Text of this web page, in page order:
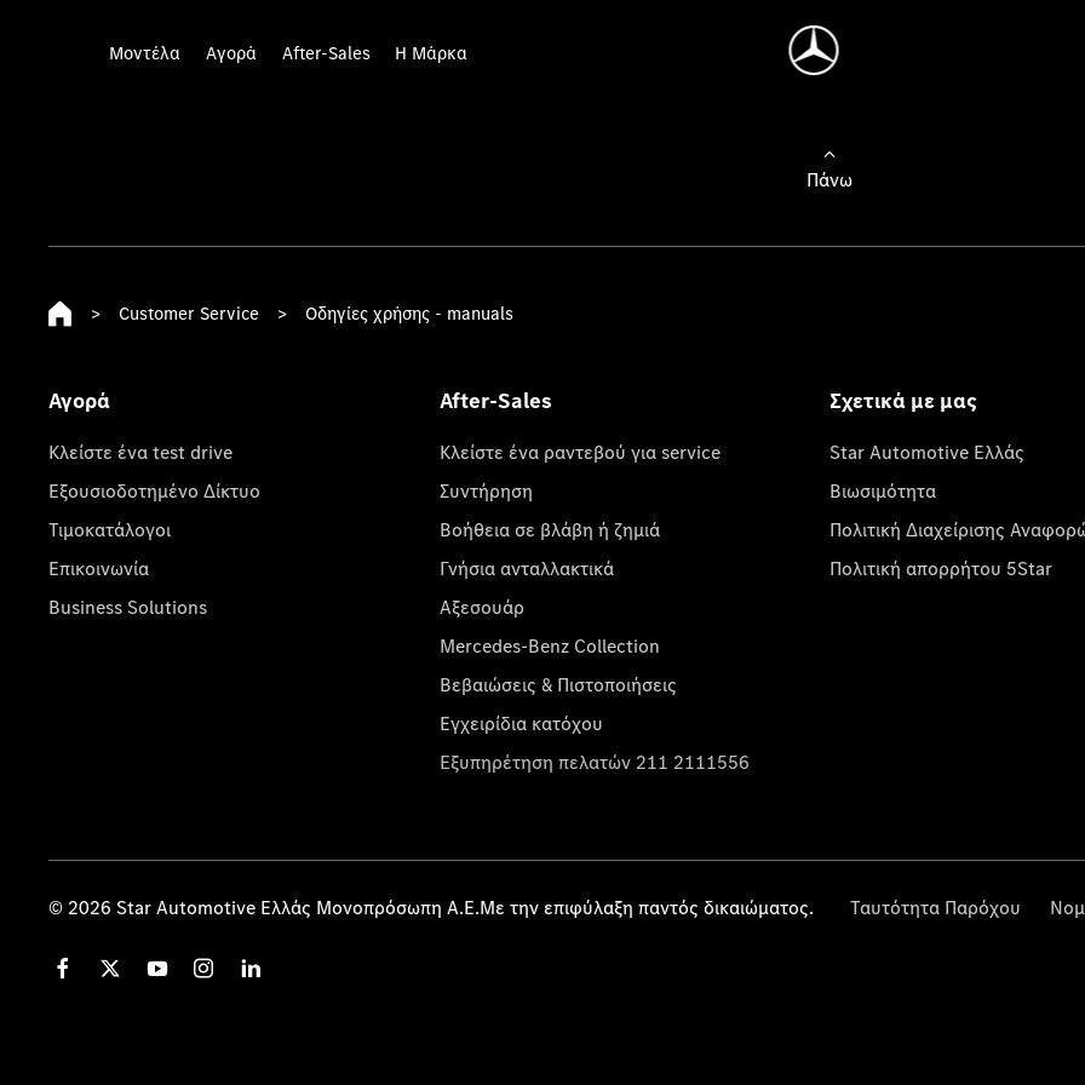
Μοντέλα Αγορά After-Sales Η Μάρκα
Πάνω
> Customer Service > Οδηγίες χρήσης - manuals
Αγορά
Κλείστε ένα test drive
Εξουσιοδοτημένο Δίκτυο
Τιμοκατάλογοι
Επικοινωνία
Business Solutions
After-Sales
Κλείστε ένα ραντεβού για service
Συντήρηση
Βοήθεια σε βλάβη ή ζημιά
Γνήσια ανταλλακτικά
Αξεσουάρ
Mercedes-Benz Collection
Βεβαιώσεις & Πιστοποιήσεις
Εγχειρίδια κατόχου
Εξυπηρέτηση πελατών 211 2111556
Σχετικά με μας
Star Automotive Ελλάς
Βιωσιμότητα
Πολιτική Διαχείρισης
Πολιτική απορρήτου 5Star
© 2026 Star Automotive Ελλάς Μονοπρόσωπη Α.Ε.Με την επιφύλαξη παντός δικαιώματος. Ταυτότητα Παρόχου